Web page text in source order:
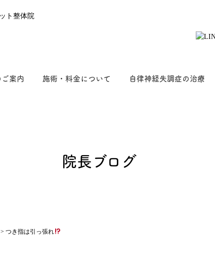
案内 施術・料金について 自律神経失調症の治療
院長ブログ
> つき指は引っ張れ